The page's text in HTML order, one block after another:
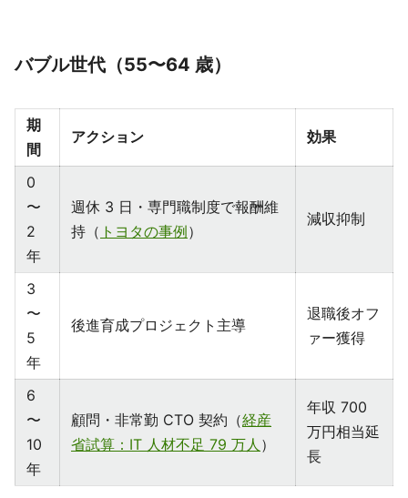
バブル世代（55〜64 歳）
期
間
アクション 効果
0
〜
2
年
週休 3 日・専門職制度で報酬維
持（ トヨタの事例）
減収抑制
3
〜
5
年
後進育成プロジェクト主導
退職後オフ
ァー獲得
6
〜
10
年
顧問・非常勤 CTO 契約（経産
省試算：IT 人材不足 79 万人 ）
年収 700
万円相当延
長